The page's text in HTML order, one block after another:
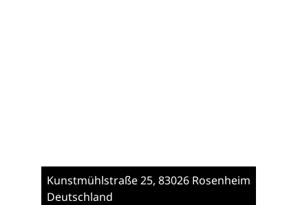
Kunstmühlstraße 25, 83026 Rosenheim
Deutschland